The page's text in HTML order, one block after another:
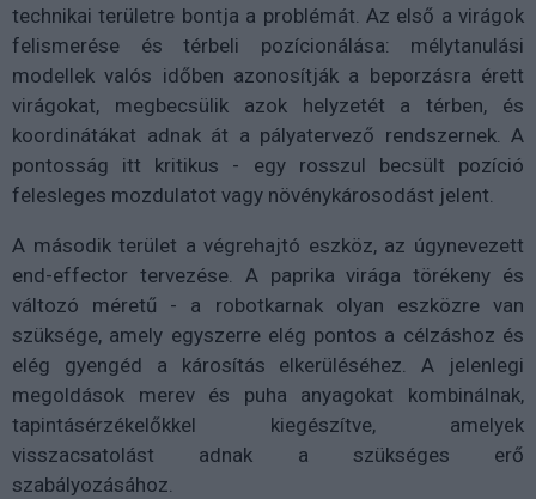
technikai területre bontja a problémát. Az első a virágok
felismerése és térbeli pozícionálása: mélytanulási
modellek valós időben azonosítják a beporzásra érett
virágokat, megbecsülik azok helyzetét a térben, és
koordinátákat adnak át a pályatervező rendszernek. A
pontosság itt kritikus - egy rosszul becsült pozíció
felesleges mozdulatot vagy növénykárosodást jelent.
A második terület a végrehajtó eszköz, az úgynevezett
end-effector tervezése. A paprika virága törékeny és
változó méretű - a robotkarnak olyan eszközre van
szüksége, amely egyszerre elég pontos a célzáshoz és
elég gyengéd a károsítás elkerüléséhez. A jelenlegi
megoldások merev és puha anyagokat kombinálnak,
tapintásérzékelőkkel kiegészítve, amelyek
visszacsatolást adnak a szükséges erő
szabályozásához.